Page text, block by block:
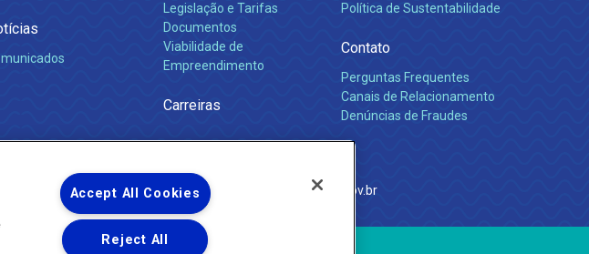
Legislação e Tarifas
Documentos
Viabilidade de
Empreendimento
Carreiras
Política de Sustentabilidade
Contato
Perguntas Frequentes
Canais de Relacionamento
Denúncias de Fraudes
do Estado do Rio de Janeiro
ouvidoria.agenersa@gmail.com http://www.agenersa.rj.gov.br
Accept All Cookies
Reject All